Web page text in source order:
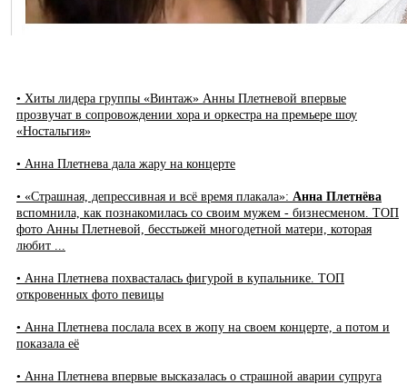
• Хиты лидера группы «Винтаж» Анны Плетневой впервые
прозвучат в сопровождении хора и оркестра на премьере шоу
«Ностальгия»
• Анна Плетнева дала жару на концерте
• «Страшная, депрессивная и всё время плакала»: Анна Плетнёва
вспомнила, как познакомилась со своим мужем - бизнесменом. ТОП
фото Анны Плетневой, бесстыжей многодетной матери, которая
любит ...
• Анна Плетнева похвасталась фигурой в купальнике. ТОП
откровенных фото певицы
• Анна Плетнева послала всех в жопу на своем концерте, а потом и
показала её
• Анна Плетнева впервые высказалась о страшной аварии супруга